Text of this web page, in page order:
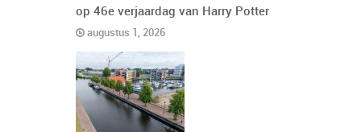
op 46e verjaardag van Harry Potter
augustus 1, 2026